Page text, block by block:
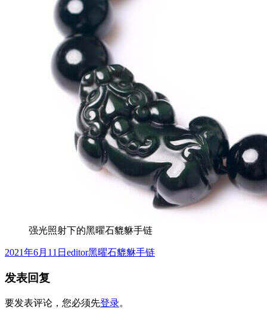
强光照射下的黑曜石貔貅手链
发
于
2021年6月11日 作
editor分
黑曜石貔貅手链
发表回复
要发表评论，您必须先登录。